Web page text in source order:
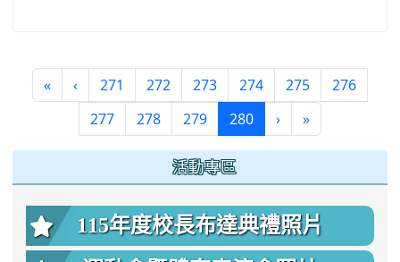
« ‹ 271 272 273 274 275
276
277
278 279 280(current)
› »
活動專區
115年度校長布達典禮照片